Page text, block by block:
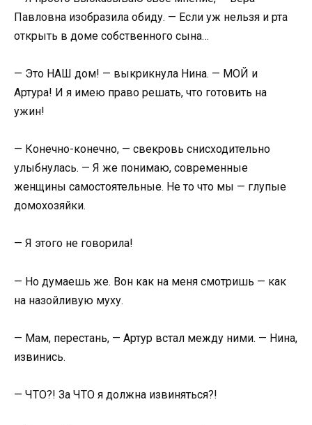
Павловна изобразила обиду. — Если уж нельзя и рта
открыть в доме собственного сына…
— Это НАШ дом! — выкрикнула Нина. — МОЙ и
Артура! И я имею право решать, что готовить на
ужин!
— Конечно-конечно, — свекровь снисходительно
улыбнулась. — Я же понимаю, современные
женщины самостоятельные. Не то что мы — глупые
домохозяйки.
— Я этого не говорила!
— Но думаешь же. Вон как на меня смотришь — как
на назойливую муху.
— Мам, перестань, — Артур встал между ними. — Нина,
извинись.
— ЧТО?! За ЧТО я должна извиняться?!